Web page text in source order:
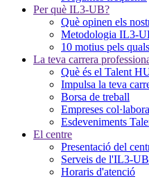
Per què IL3-UB?
Què opinen els
Metodologia IL3-
10 motius pels
La teva carrera
Què és el Talent
Impulsa la teva
Borsa de treball
Empreses
Esdeveniments
El centre
Presentació del
Serveis de l'IL3-UB
Horaris d'atenció